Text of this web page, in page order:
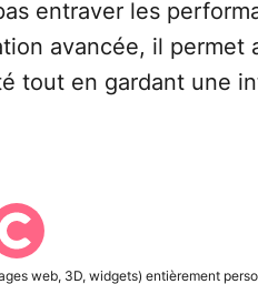
entraver les
avancée, il permet
tout en gardant une
web, 3D, widgets) entièrement